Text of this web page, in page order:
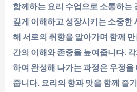
함께하는 요리 수업으로 소통하는
깊게 이해하고 성장시키는 소중한
해 서로의 취향을 알아가며 함께
간의 이해와 존중을 높여줍니다.
하여 완성해 나가는 과정은 우정을
줍니다. 요리의 향과 맛을 함께 즐